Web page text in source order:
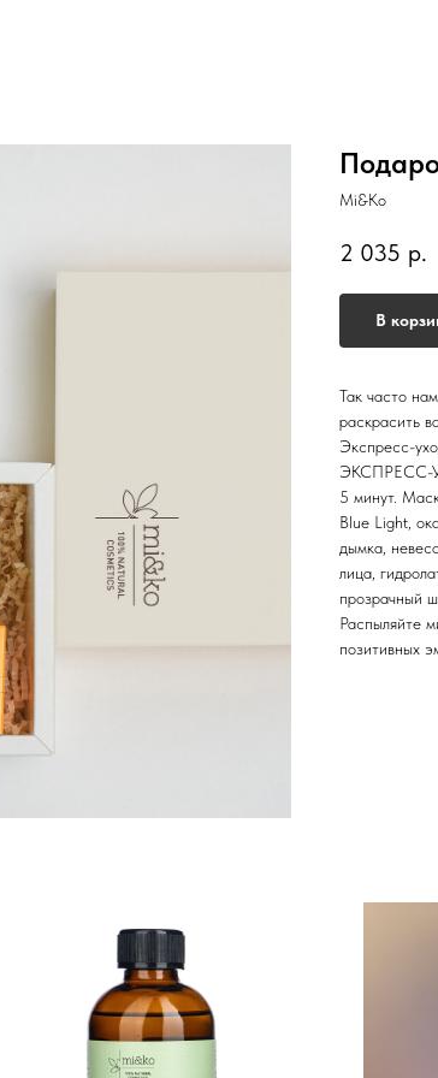
Mi&Ko
2 035 р.
В
Так часто
раскрасить
Экспресс-
ЭКСПРЕСС-
5 минут.
Blue Light,
дымка,
лица,
прозрачный
Распыляйте
позитивных